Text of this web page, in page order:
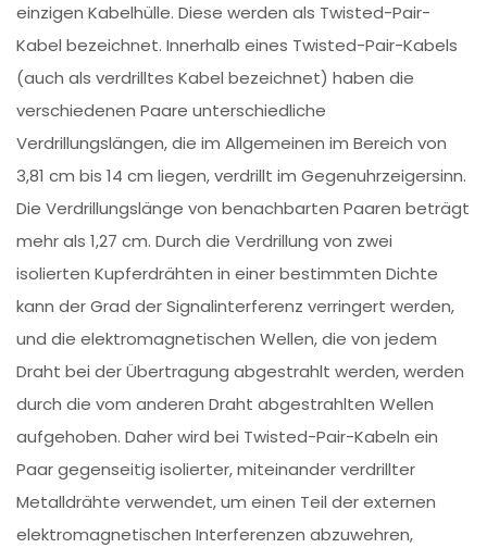
einzigen Kabelhülle. Diese werden als Twisted-Pair-
Kabel bezeichnet. Innerhalb eines Twisted-Pair-Kabels
(auch als verdrilltes Kabel bezeichnet) haben die
verschiedenen Paare unterschiedliche
Verdrillungslängen, die im Allgemeinen im Bereich von
3,81 cm bis 14 cm liegen, verdrillt im Gegenuhrzeigersinn.
Die Verdrillungslänge von benachbarten Paaren beträgt
mehr als 1,27 cm. Durch die Verdrillung von zwei
isolierten Kupferdrähten in einer bestimmten Dichte
kann der Grad der Signalinterferenz verringert werden,
und die elektromagnetischen Wellen, die von jedem
Draht bei der Übertragung abgestrahlt werden, werden
durch die vom anderen Draht abgestrahlten Wellen
aufgehoben. Daher wird bei Twisted-Pair-Kabeln ein
Paar gegenseitig isolierter, miteinander verdrillter
Metalldrähte verwendet, um einen Teil der externen
elektromagnetischen Interferenzen abzuwehren,